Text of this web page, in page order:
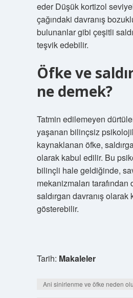
eder Düşük kortizol
çağındaki davranış
bulunanlar gibi çeşitli
teşvik edebilir.
Öfke ve
ne demek?
Tatmin edilemeyen
yaşanan bilinçsiz
kaynaklanan öfke,
olarak kabul edilir. Bu
bilinçli hale geldiğinde,
mekanizmaları
saldırgan davranış olarak
gösterebilir.
Tarih: Makaleler
Ani sinirlenme ve öfke neden